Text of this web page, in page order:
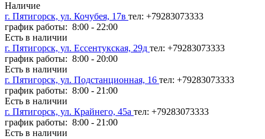
Наличие
г. Пятигорск, ул. Кочубея, 17в тел: +79283073333
график работы: 8:00 - 22:00
Есть в наличии
г. Пятигорск, ул. Ессентукская, 29д тел: +79283073333
график работы: 8:00 - 20:00
Есть в наличии
г. Пятигорск, ул. Подстанционная, 16 тел: +79283073333
график работы: 8:00 - 21:00
Есть в наличии
г. Пятигорск, ул. Крайнего, 45а тел: +79283073333
график работы: 8:00 - 21:00
Есть в наличии